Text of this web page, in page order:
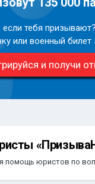
если тебя
или военный билет
и получи
помощь юристов по